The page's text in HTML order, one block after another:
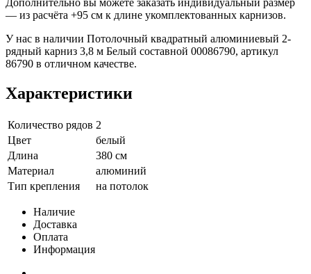
Дополнительно вы можете заказать индивидуальный размер
— из расчёта +95 см к длине укомплектованных карнизов.
У нас в наличии Потолочный квадратный алюминиевый 2-
рядный карниз 3,8 м Белый составной 00086790, артикул
86790 в отличном качестве.
Характеристики
Количество рядов 2
Цвет
белый
Длина
380 см
Материал
алюминий
Тип крепления
на потолок
Наличие
Доставка
Оплата
Информация